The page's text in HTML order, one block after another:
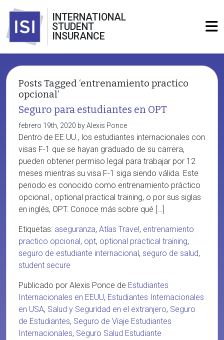
INTERNATIONAL
STUDENT
INSURANCE
Posts Tagged ‘entrenamiento practico
opcional’
Seguro para estudiantes en OPT
febrero 19th, 2020 by Alexis Ponce
Dentro de EE.UU., los estudiantes internacionales con
visas F-1 que se hayan graduado de su carrera,
pueden obtener permiso legal para trabajar por 12
meses mientras su visa F-1 siga siendo válida. Este
periodo es conocido como entrenamiento práctico
opcional , optional practical training, o por sus siglas
en inglés, OPT. Conoce más sobre qué […]
Etiquetas: aseguranza, Atlas Travel, entrenamiento
practico opcional, opt, optional practical training,
seguro de estudiante internacional, seguro de salud,
student secure
Publicado por Alexis Ponce de Estudiantes
Internacionales en EEUU, Estudiantes Internacionales
en USA, Salud y Seguridad en el extranjero, Seguro
de Estudiantes, Seguro de Viaje Estudiantes
Internacionales, Seguro Salud Estudiante